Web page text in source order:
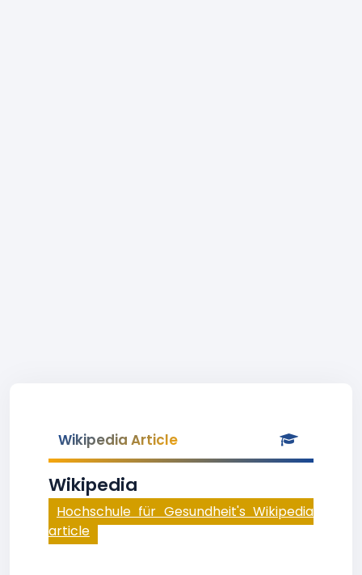
Wikipedia Article
Wikipedia
Hochschule für Gesundheit's Wikipedia
article